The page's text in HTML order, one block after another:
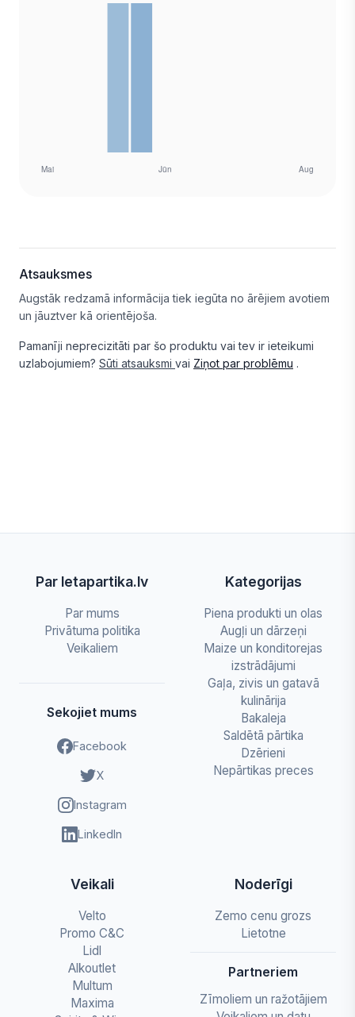
Atsauksmes
Augstāk redzamā informācija tiek iegūta no ārējiem avotiem
un jāuztver kā orientējoša.
Pamanīji neprecizitāti par šo produktu vai tev ir ieteikumi
uzlabojumiem? Sūti atsauksmi vai Ziņot par problēmu .
Par letapartika.lv
Par mums
Privātuma politika
Veikaliem
Sekojiet mums
Facebook
X
Instagram
LinkedIn
Kategorijas
Piena produkti un olas
Augļi un dārzeņi
Maize un konditorejas
izstrādājumi
Gaļa, zivis un gatavā
kulinārija
Bakaleja
Saldētā pārtika
Dzērieni
Nepārtikas preces
Veikali
Velto
Promo C&C
Lidl
Alkoutlet
Multum
Maxima
Noderīgi
Zemo cenu grozs
Lietotne
Partneriem
Zīmoliem un ražotājiem